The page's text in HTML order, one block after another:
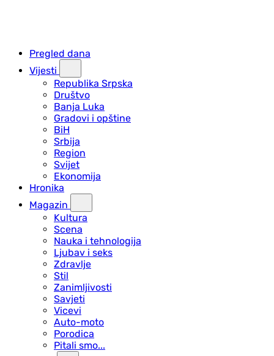
Pregled dana
Vijesti
Republika Srpska
Društvo
Banja Luka
Gradovi i opštine
BiH
Srbija
Region
Svijet
Ekonomija
Hronika
Magazin
Kultura
Scena
Nauka i tehnologija
Ljubav i seks
Zdravlje
Stil
Zanimljivosti
Savjeti
Vicevi
Auto-moto
Porodica
Pitali smo...